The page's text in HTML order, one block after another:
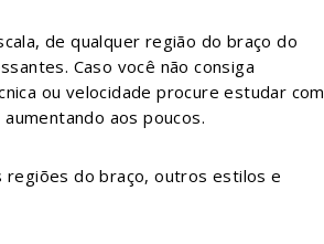
de qualquer região do braço do
Caso você não consiga
ou velocidade procure estudar com
aos poucos.
regiões do braço, outros estilos e